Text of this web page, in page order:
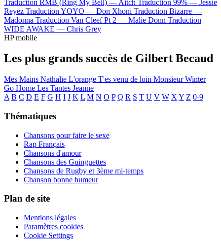
Traduction RMB (Ring My Bell) — Aitch Traduction 99% — Jessie
Reyez Traduction YOYO — Don Xhoni Traduction Bizarre —
Madonna Traduction Van Cleef Pt 2 — Malie Donn Traduction
WIDE AWAKE — Chris Grey
HP mobile
Les plus grands succès de Gilbert Becaud
Mes Mains Nathalie L'orange T'es venu de loin Monsieur Winter
Go Home Les Tantes Jeanne
A B C D E F G H I J K L M N O P Q R S T U V W X Y Z 0-9
Thématiques
Chansons pour faire le sexe
Rap Français
Chansons d'amour
Chansons des Guinguettes
Chansons de Rugby et 3ème mi-temps
Chanson bonne humeur
Plan de site
Mentions légales
Paramètres cookies
Cookie Settings